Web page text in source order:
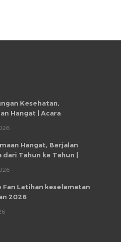
Kesehatan,
Hangat | Acara
Fan 2026
Hangat, Berjalan
dari Tahun ke Tahun |
Chungfo Fan
Fan Latihan keselamatan
2026